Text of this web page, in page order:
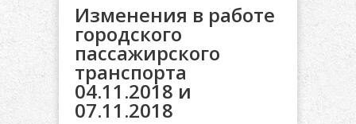
Изменения в работе
городского
пассажирского
транспорта
04.11.2018 и
07.11.2018